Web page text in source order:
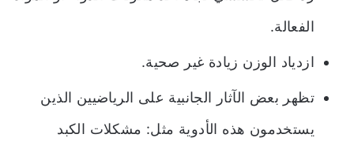
الفعالة.
ازدياد الوزن زيادة غير صحية.
تظهر بعض الآثار الجانبية على الرياضيين الذين
يستخدمون هذه الأدوية مثل: مشكلات الكبد